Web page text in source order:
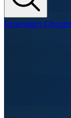
Extension